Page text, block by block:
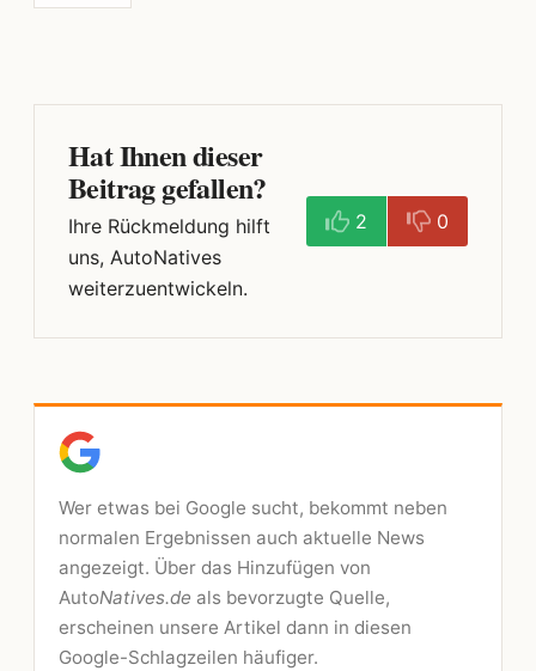
Hat Ihnen dieser
Beitrag gefallen?
Ihre Rückmeldung hilft
uns, AutoNatives
weiterzuentwickeln.
2 0
Wer etwas bei Google sucht, bekommt neben
normalen Ergebnissen auch aktuelle News
angezeigt. Über das Hinzufügen von
AutoNatives.de als bevorzugte Quelle,
erscheinen unsere Artikel dann in diesen
Google-Schlagzeilen häufiger.